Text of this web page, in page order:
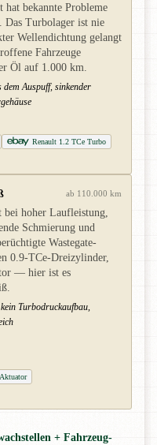
hat bekannte Probleme
Das Turbolager ist nie
Wellendichtung gelangt
Fahrzeuge
Öl auf 1.000 km.
dem Auspuff, sinkender
Renault 1.2 TCe Turbo
ab 110.000 km
hoher Laufleistung,
Schmierung und
Wastegate-
0.9-TCe-Dreizylinder,
— hier ist es
Turbodruckaufbau,
+ Fahrzeug-